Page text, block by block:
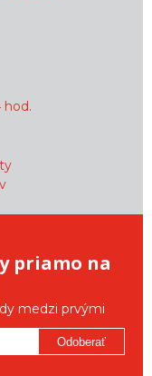
hod.
priamo na
medzi prvými
Odoberať